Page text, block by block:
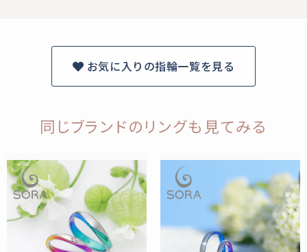
お気に入りの指輪一覧を見る
同じブランドのリングも見てみる